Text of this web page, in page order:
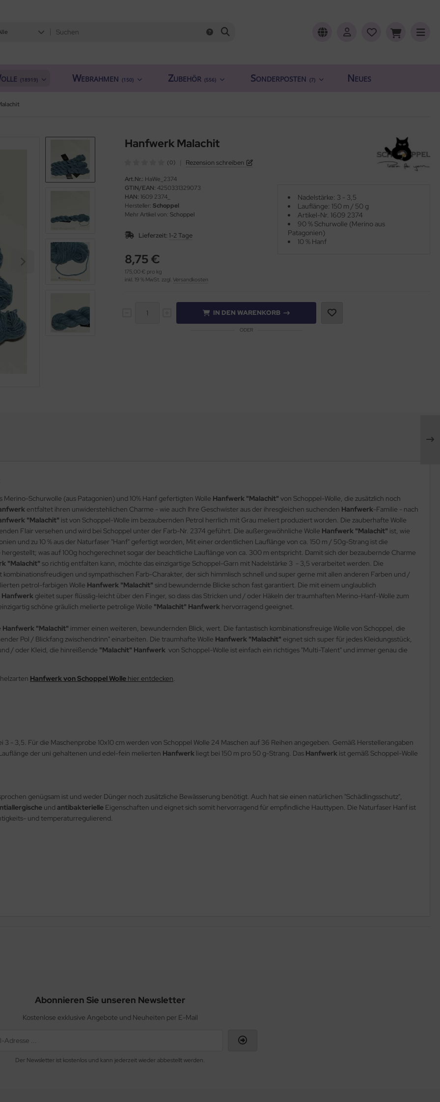
(18919) Webrahmen (150) Zubehör (556) Sonderposten (7) Neues
Hanfwerk Malachit
(0) Rezension schreiben
Art.Nr.: HaWe_2374
GTIN/EAN: 4250331329073
HAN: 1609 2374_
Hersteller: Schoppel
Mehr Artikel von: Schoppel
Lieferzeit: 1-2 Tage
8,75 €
175,00 € pro kg
inkl. 19 % MwSt. zzgl. Versandkosten
Nadelstärke: 3 - 3,5
Lauflänge: 150 m / 50 g
Artikel-Nr. 1609 2374
90 % Schurwolle (Merino aus
Patagonien)
10 % Hanf
IN DEN WARENKORB
ODER
Schurwolle (aus Patagonien) und 10% Hanf gefertigten Wolle Hanfwerk "Malachit" von Schoppel-Wolle, die zusätzlich noch
entfaltet ihren unwiderstehlichen Charme - wie auch Ihre Geschwister aus der ihresgleichen suchenden Hanfwerk-Familie - nach
"Malachit" ist von Schoppel-Wolle im bezaubernden Petrol herrlich mit Grau meliert produziert worden. Die zauberhafte Wolle
Flair versehen und wird bei Schoppel unter der Farb-Nr. 2374 geführt. Die außergewöhnliche Wolle Hanfwerk "Malachit" ist, wie
und zu 10 % aus der Naturfaser "Hanf" gefertigt worden, Mit einer ordentlichen Lauflänge von ca. 150 m / 50g-Strang ist die
was auf 100g hochgerechnet sogar der beachtliche Lauflänge von ca. 300 m entspricht. Damit sich der bezaubernde Charme
"Malachit" so richtig entfalten kann, möchte das einzigartige Schoppel-Garn mit Nadelstärke 3 - 3,5 verarbeitet werden. Die
kombinationsfreudigen und sympathischen Farb-Charakter, der sich himmlisch schnell und super gerne mit allen anderen Farben und /
petrol-farbigen Wolle Hanfwerk "Malachit" sind bewundernde Blicke schon fast garantiert. Die mit einem unglaublich
gleitet super flüsslig-leicht über den Finger, so dass das Stricken und / oder Häkeln der traumhaften Merino-Hanf-Wolle zum
schöne gräulich melierte petrolige Wolle "Malachit" Hanfwerk hervorragend geeignet.
Hanfwerk "Malachit" immer einen weiteren, bewundernden Blick, wert. Die fantastisch kombinationsfreuige Wolle von Schoppel, die
Pol / Blickfang zwischendrinn" einarbeiten. Die traumhafte Wolle Hanfwerk "Malachit" eignet sich super für jedes Kleidungsstück,
/ oder Kleid, die hinreißende "Malachit" Hanfwerk von Schoppel-Wolle ist einfach ein richtiges "Multi-Talent" und immer genau die
Hanfwerk von Schoppel Wolle hier entdecken
3 - 3,5. Für die Maschenprobe 10x10 cm werden von Schoppel Wolle 24 Maschen auf 36 Reihen angegeben. Gemäß Herstellerangaben
der uni gehaltenen und edel-fein melierten Hanfwerk liegt bei 150 m pro 50 g-Strang. Das Hanfwerk ist gemäß Schoppel-Wolle
genügsam ist und weder Dünger noch zusätzliche Bewässerung benötigt. Auch hat sie einen natürlichen "Schädlingsschutz",
und antibakterielle Eigenschaften und eignet sich somit hervorragend für empfindliche Hauttypen. Die Naturfaser Hanf ist
und temperaturregulierend.
Abonnieren Sie unseren Newsletter
Kostenlose exklusive Angebote und Neuheiten per E-Mail
Der Newsletter ist kostenlos und kann jederzeit wieder abbestellt werden.